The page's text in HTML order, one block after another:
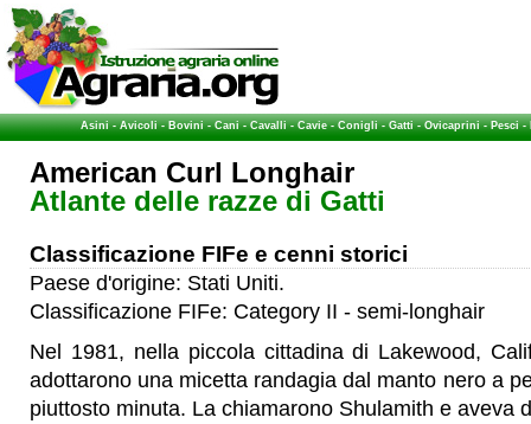
Asini-Avicoli-Bovini-Cani-Cavalli-Cavie-Conigli-Gatti-Ovicaprini-Pesci-
American Curl Longhair
Atlante delle razze di Gatti
Classificazione FIFe e cenni storici
Paese d'origine: Stati Uniti.
Classificazione FIFe: Category II - semi-longhair
Nel 1981, nella piccola cittadina di Lakewood,
adottarono una micetta randagia dal manto nero a
piuttosto minuta. La chiamarono Shulamith e aveva